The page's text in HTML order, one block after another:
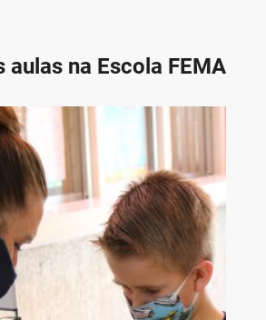
aulas na Escola FEMA